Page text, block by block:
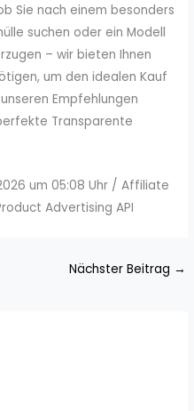
Sie nach einem besonders
suchen oder ein Modell
– wir bieten Ihnen
um den idealen Kauf
Empfehlungen
Transparente
um 05:08 Uhr / Affiliate
Advertising API
Nächster Beitrag →